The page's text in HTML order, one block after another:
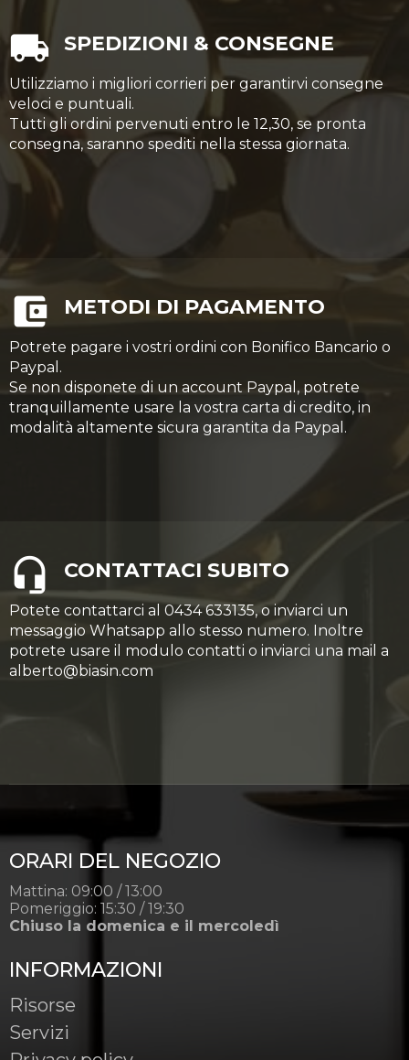
SPEDIZIONI & CONSEGNE
Utilizziamo i migliori corrieri per garantirvi consegne
veloci e puntuali.
Tutti gli ordini pervenuti entro le 12,30, se pronta
consegna, saranno spediti nella stessa giornata.
METODI DI PAGAMENTO
Potrete pagare i vostri ordini con Bonifico Bancario o
Paypal.
Se non disponete di un account Paypal, potrete
tranquillamente usare la vostra carta di credito, in
modalità altamente sicura garantita da Paypal.
CONTATTACI SUBITO
Potete contattarci al 0434 633135, o inviarci un
messaggio Whatsapp allo stesso numero. Inoltre
potrete usare il modulo contatti o inviarci una mail a
alberto@biasin.com
ORARI DEL NEGOZIO
Mattina: 09:00 / 13:00
Pomeriggio: 15:30 / 19:30
Chiuso la domenica e il mercoledì
INFORMAZIONI
Risorse
Servizi